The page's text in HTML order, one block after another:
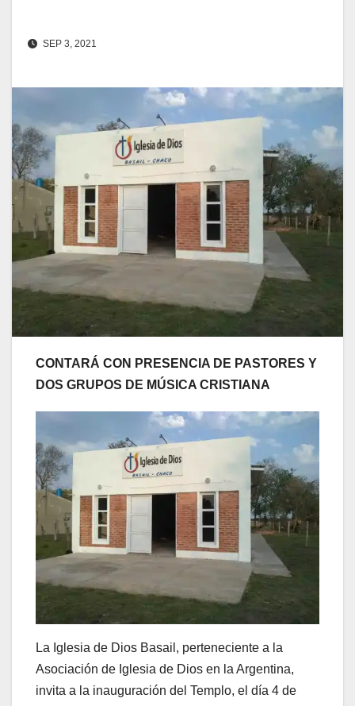
SEP 3, 2021
CONTARÁ CON PRESENCIA DE PASTORES Y
DOS GRUPOS DE MÚSICA CRISTIANA
La Iglesia de Dios Basail, perteneciente a la
Asociación de Iglesia de Dios en la Argentina,
invita a la inauguración del Templo, el día 4 de